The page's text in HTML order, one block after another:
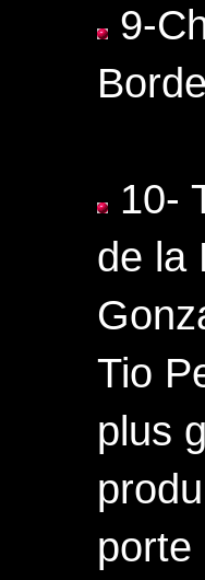
9-
10-
de la
Tio
plus
porte